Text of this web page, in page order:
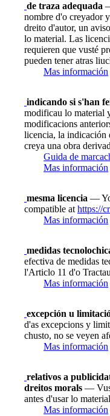
de traza adequada
nombre d'o creyador
dreito d'autor, un
lo material. Las
requieren que vusté
pueden tener atras
Mas información
indicando si s'han
modificau lo material
modificacions
licencia, la indicación
creya una obra
Guida de
Mas información
mesma licencia —
compatible at https://
Mas información
medidas
efectiva de medidas
l'Articlo 11 d'o
Mas información
excepción u
d'as excepcions y
chusto, no se veyen
Mas información
relativos a
dreitos morals —
antes d'usar lo
Mas información